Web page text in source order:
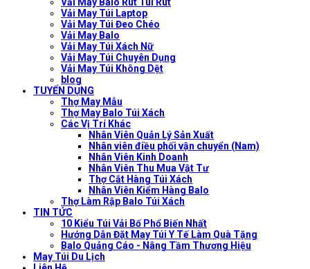
Vải May Balo Rút Túi Rút
Vải May Túi Laptop
Vải May Túi Đeo Chéo
Vải May Balo
Vải May Túi Xách Nữ
Vải May Túi Chuyên Dụng
Vải May Túi Không Dệt
blog
TUYỂN DỤNG
Thợ May Mẫu
Thợ May Balo Túi Xách
Các Vị Trí Khác
Nhân Viên Quản Lý Sản Xuất
Nhân viên điều phối vận chuyển (Nam)
Nhân Viên Kinh Doanh
Nhân Viên Thu Mua Vật Tư
Thợ Cắt Hàng Túi Xách
Nhân Viên Kiểm Hàng Balo
Thợ Làm Rập Balo Túi Xách
TIN TỨC
10 Kiểu Túi Vải Bố Phổ Biến Nhất
Hướng Dẫn Đặt May Túi Y Tế Làm Quà Tặng
Balo Quảng Cáo - Nâng Tầm Thương Hiệu
May Túi Du Lịch